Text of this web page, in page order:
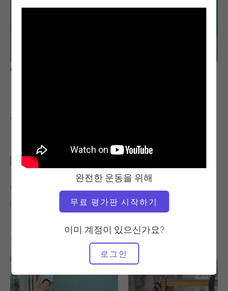
완전한 운동을 위해
무료 평가판 시작하기
이미 계정이 있으신가요?
로그인
제시카 마르쿠센
필요한 장비
전체 스튜디오
다음에 대한 유사한 클래스 찾기
전체 스튜디오
좋아할 만한 다른 운동